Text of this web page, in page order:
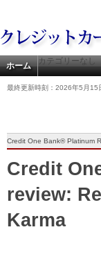
ホーム カテゴリーなし
最終更新時刻：2026年5月15
Credit One Bank® Platinum
Credit
review:
Karma